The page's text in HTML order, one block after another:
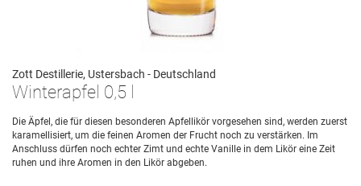
Zott Destillerie, Ustersbach - Deutschland
Winterapfel 0,5 l
Die Äpfel, die für diesen besonderen Apfellikör vorgesehen sind, werden zuerst
karamellisiert, um die feinen Aromen der Frucht noch zu verstärken. Im
Anschluss dürfen noch echter Zimt und echte Vanille in dem Likör eine Zeit
ruhen und ihre Aromen in den Likör abgeben.